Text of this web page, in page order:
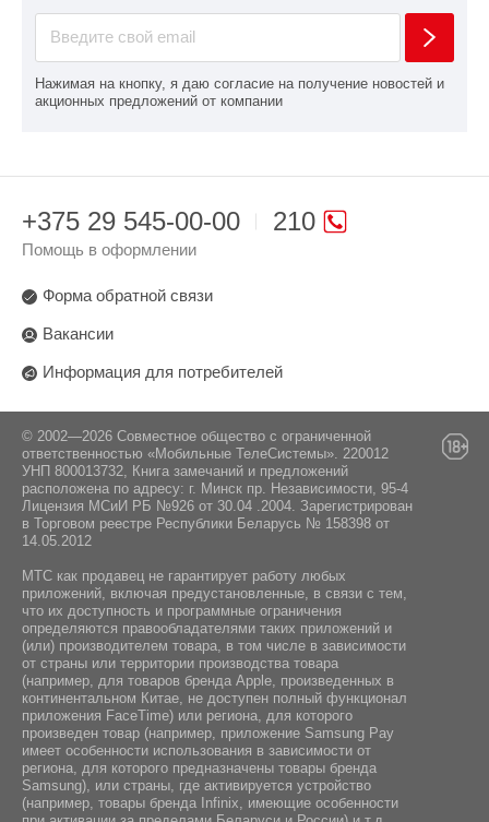
Нажимая на кнопку, я даю согласие на получение новостей и
акционных предложений от компании
210
+375 29 545-00-00
Помощь в оформлении
Форма обратной связи
Вакансии
Информация для потребителей
© 2002—2026 Совместное общество с ограниченной
ответственностью «Мобильные ТелеСистемы». 220012
УНП 800013732, Книга замечаний и предложений
расположена по адресу: г. Минск пр. Независимости, 95-4
Лицензия МСиИ РБ №926 от 30.04 .2004. Зарегистрирован
в Торговом реестре Республики Беларусь № 158398 от
14.05.2012
МТС как продавец не гарантирует работу любых
приложений, включая предустановленные, в связи с тем,
что их доступность и программные ограничения
определяются правообладателями таких приложений и
(или) производителем товара, в том числе в зависимости
от страны или территории производства товара
(например, для товаров бренда Apple, произведенных в
континентальном Китае, не доступен полный функционал
приложения FaceTime) или региона, для которого
произведен товар (например, приложение Samsung Pay
имеет особенности использования в зависимости от
региона, для которого предназначены товары бренда
Samsung), или страны, где активируется устройство
(например, товары бренда Infiniх, имеющие особенности